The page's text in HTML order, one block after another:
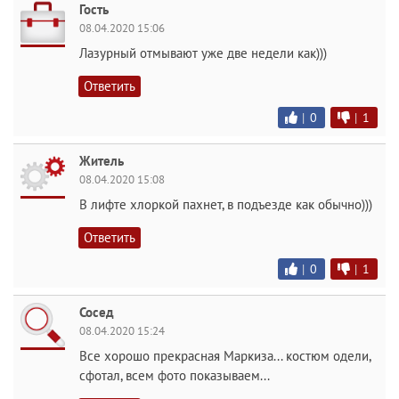
Гость
08.04.2020 15:06
Лазурный отмывают уже две недели как)))
Ответить
| 0 | 1
Житель
08.04.2020 15:08
В лифте хлоркой пахнет, в подъезде как обычно)))
Ответить
| 0 | 1
Сосед
08.04.2020 15:24
Все хорошо прекрасная Маркиза... костюм одели,
сфотал, всем фото показываем...